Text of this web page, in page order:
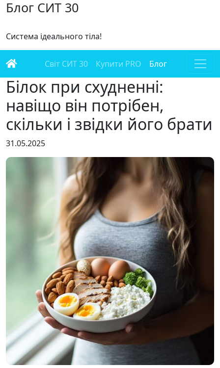
Блог СИТ 30
Система ідеального тіла!
Світ СИТ 30 Купити PRO Блог
Білок при схудненні:
навіщо він потрібен,
скільки і звідки його брати
31.05.2025